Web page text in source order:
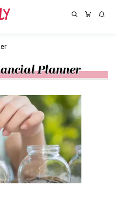
Planner